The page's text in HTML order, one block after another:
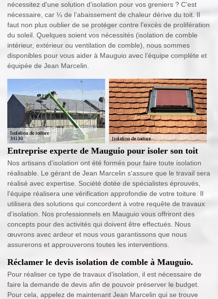
nécessitez d'une solution d'isolation pour vos greniers ? C’est
nécessaire, car ¼ de l’abaissement de chaleur dérive du toit. Il
faut non plus oublier de se protéger contre l’excès de prolifération
du soleil. Quelques soient vos nécessités (isolation de comble
intérieur, extérieur ou ventilation de comble), nous sommes
disponibles pour vous aider à Mauguio avec l’équipe complète et
équipée de Jean Marcelin.
Entreprise experte de Mauguio pour isoler son toit
Nos artisans d'isolation ont été formés pour faire toute isolation
réalisable. Le gérant de Jean Marcelin s'assure que le travail sera
réalisé avec expertise. Société dotée de spécialistes éprouvés,
l'équipe réalisera une vérification approfondie de votre toiture. Il
utilisera des solutions qui concordent à votre requête de travaux
d'isolation. Nos professionnels en Mauguio vous offriront des
concepts pour des activités qui doivent être effectués. Nous
œuvrons avec ardeur et nous vous garantissons que nous
assurerons et approuverons toutes les interventions.
Réclamer le devis isolation de comble à Mauguio.
Pour réaliser ce type de travaux d’isolation, il est nécessaire de
faire la demande de devis afin de pouvoir préserver le budget.
Pour cela, appelez de maintenant Jean Marcelin qui se trouve